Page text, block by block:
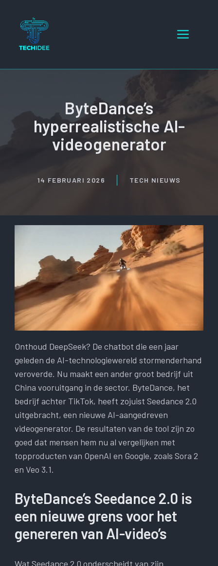
inhoud
Menu
ByteDance’s
hyperrealistische AI-
videogenerator
14 FEBRUARI 2026 TECH NIEUWS
Onthoud DeepSeek? De chatbot die een jaar
geleden de AI-technologiewereld stormenderhand
veroverde. Nu maakt een ander groot bedrijf uit
China vooruitgang in de sector. ByteDance, het
bedrijf achter TikTok, heeft zojuist Seedance 2.0
uitgebracht, een nieuwe AI-aangedreven
videogenerator. De resultaten van de tool zijn zo
goed dat mensen hem nu al vergelijken met
topproducten van OpenAI en Google, zoals Sora 2
en Veo 3.1.
ByteDance’s Seedance 2.0 is
een nieuwe grens voor het
genereren van AI-video’s
Wat Seedance 2.0 onderscheidt van zijn